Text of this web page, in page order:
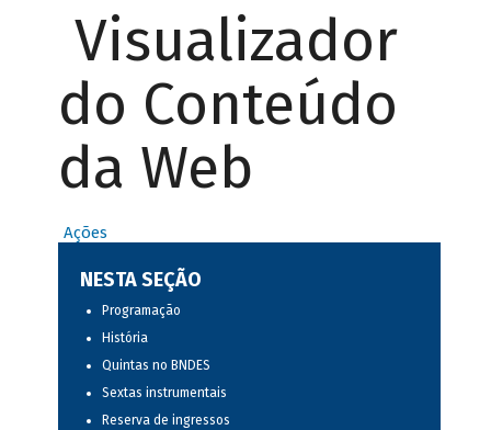
Visualizador
do Conteúdo
da Web
Ações
NESTA SEÇÃO
Programação
História
Quintas no BNDES
Sextas instrumentais
Reserva de ingressos